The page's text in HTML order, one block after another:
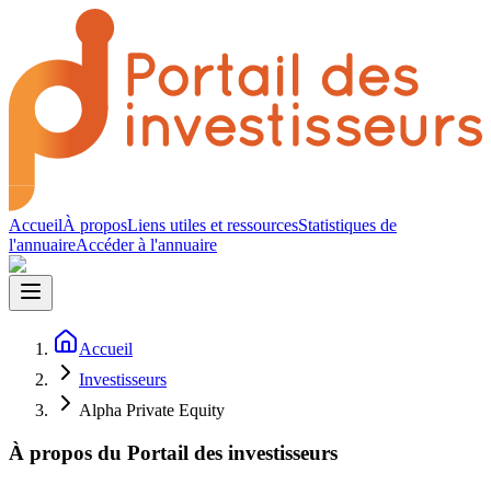
AccueilÀ proposLiens utiles et ressourcesStatistiques de
l'annuaireAccéder à l'annuaire
Accueil
Investisseurs
Alpha Private Equity
À propos du Portail des investisseurs